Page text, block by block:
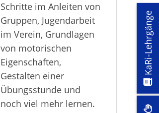
Schritte im Anleiten von
Gruppen, Jugendarbeit
im Verein, Grundlagen
von motorischen
Eigenschaften,
Gestalten einer
Übungsstunde und
noch viel mehr lernen.
KaRi-Lehrgänge